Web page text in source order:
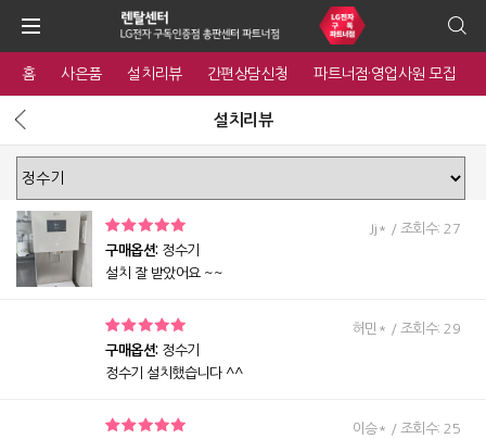
홈 사은품 설치리뷰 간편상담신청 파트너점·영업사원 모집
설치리뷰
구매옵션: 정수기
설치 잘 받았어요 ~~
Jj* / 조회수: 27
구매옵션: 정수기
정수기 설치했습니다 ^^
허민* / 조회수: 29
이승* / 조회수: 25